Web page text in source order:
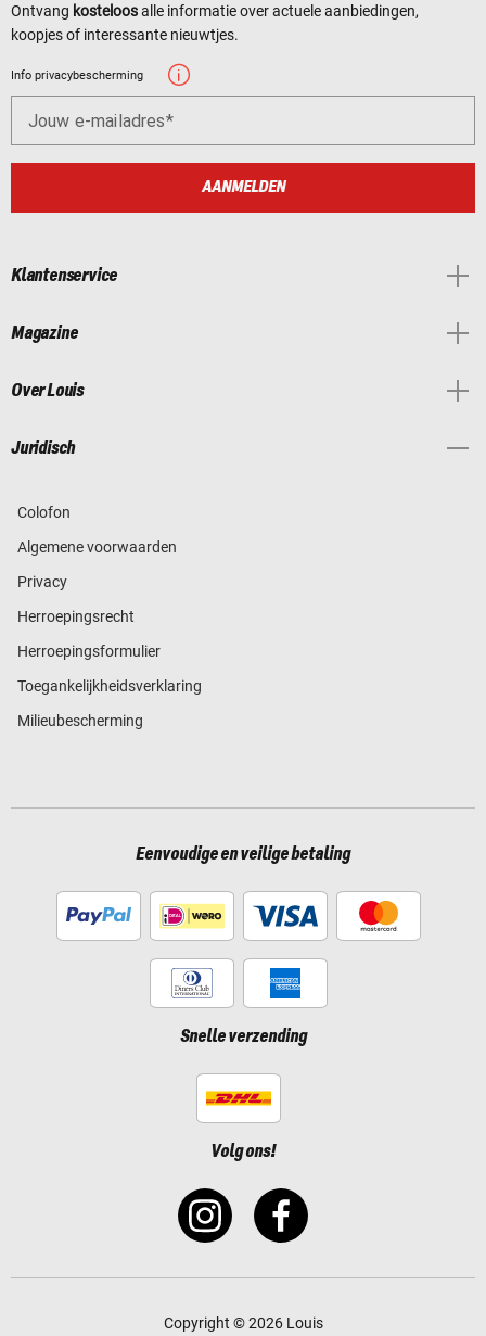
Ontvang kosteloosalle informatie over actuele aanbiedingen,
koopjes of interessante nieuwtjes.
Info privacybescherming
Jouw e-mailadres
AANMELDEN
Klantenservice
Magazine
Over Louis
Juridisch
Colofon
Algemene voorwaarden
Privacy
Herroepingsrecht
Herroepingsformulier
Toegankelijkheidsverklaring
Milieubescherming
Eenvoudige en veilige betaling
Snelle verzending
Volg ons!
Copyright © 2026 Louis